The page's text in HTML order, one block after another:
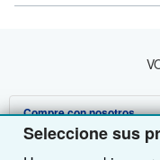
Seleccione sus
Compre con nosotros